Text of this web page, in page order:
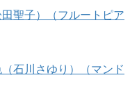
聖子）（フルートピア
石川さゆり）（マンド